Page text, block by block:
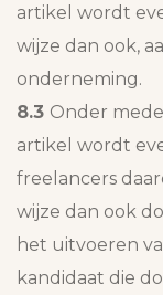
artikel wordt
wijze dan ook,
onderneming.
8.3 Onder
artikel wordt
freelancers
wijze dan ook
het uitvoeren
kandidaat die